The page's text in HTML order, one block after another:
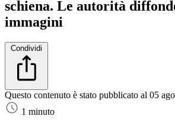
schiena. Le autorità
immagini
Condividi
Questo contenuto è stato pubblicato al 05
1 minuto